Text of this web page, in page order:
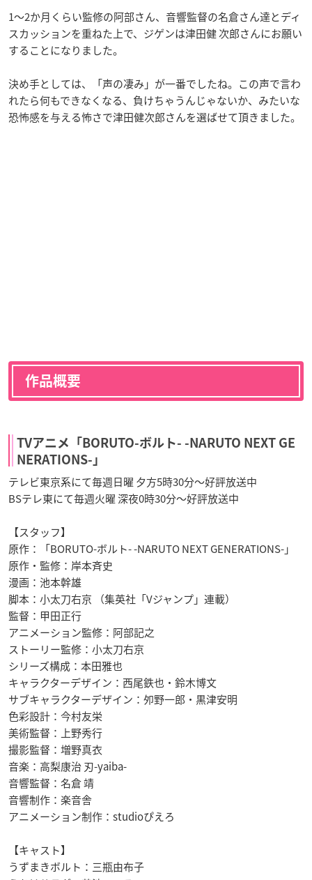
1～2か月くらい監修の阿部さん、音響監督の名倉さん達とディ
スカッションを重ねた上で、ジゲンは津田健 次郎さんにお願い
することになりました。
決め手としては、「声の凄み」が一番でしたね。この声で言わ
れたら何もできなくなる、負けちゃうんじゃないか、みたいな
恐怖感を与える怖さで津田健次郎さんを選ばせて頂きました。
作品概要
TVアニメ「BORUTO-ボルト- -NARUTO NEXT GE
NERATIONS-」
テレビ東京系にて毎週日曜 夕方5時30分～好評放送中
BSテレ東にて毎週火曜 深夜0時30分～好評放送中
【スタッフ】
原作：「BORUTO-ボルト- -NARUTO NEXT GENERATIONS-」
原作・監修：岸本斉史
漫画：池本幹雄
脚本：小太刀右京 （集英社「Vジャンプ」連載）
監督：甲田正行
アニメーション監修：阿部記之
ストーリー監修：小太刀右京
シリーズ構成：本田雅也
キャラクターデザイン：西尾鉄也・鈴木博文
サブキャラクターデザイン：夘野一郎・黒津安明
色彩設計：今村友栄
美術監督：上野秀行
撮影監督：増野真衣
音楽：高梨康治 刃-yaiba-
音響監督：名倉 靖
音響制作：楽音舎
アニメーション制作：studioぴえろ
【キャスト】
うずまきボルト：三瓶由布子